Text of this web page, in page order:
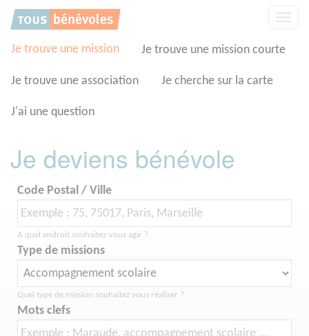
Je trouve une mission Je trouve une mission courte
Je trouve une association Je cherche sur la carte
J'ai une question
Je deviens bénévole
Code Postal / Ville
A quel endroit souhaitez-vous agir ?
Type de missions
Quel type de mission souhaitez vous réaliser ?
Mots clefs
Panneau de gestion des cookies